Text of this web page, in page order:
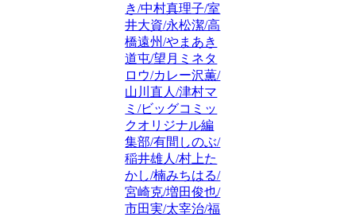
き/中村真理子/室
井大資/永松潔/高
橋遠州/やまあき
道屯/望月ミネタ
ロウ/カレー沢薫/
山川直人/津村マ
ミ/ビッグコミッ
クオリジナル編
集部/有間しのぶ/
稲井雄人/村上た
かし/楠みちはる/
宮崎克/増田俊也/
市田実/太宰治/福